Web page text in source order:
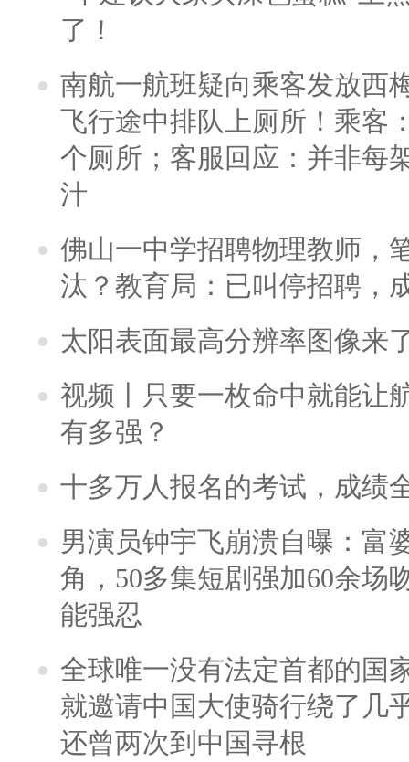
了！
南航一航班疑向乘客发放西
飞行途中排队上厕所！乘客
个厕所；客服回应：并非每
汁
佛山一中学招聘物理教师，
汰？教育局：已叫停招聘，
太阳表面最高分辨率图像来
视频丨只要一枚命中就能让
有多强？
十多万人报名的考试，成绩
男演员钟宇飞崩溃自曝：富
角，50多集短剧强加60余场
能强忍
全球唯一没有法定首都的国
就邀请中国大使骑行绕了几
还曾两次到中国寻根